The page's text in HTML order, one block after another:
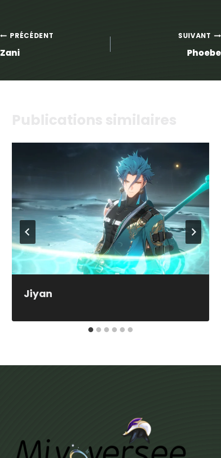
Navigation
de
l’article
PRÉCÉDENT
Zani
SUIVANT
Phoebe
Jiyan